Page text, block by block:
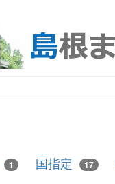
1 国指定 17